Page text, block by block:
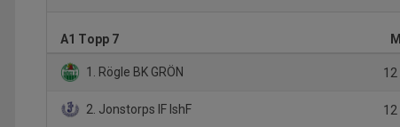
A1 Topp 7 M
1. Rögle BK GRÖN 12
2. Jonstorps IF IshF 12